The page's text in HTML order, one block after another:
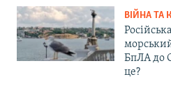
ВІЙНА ТА
БпЛА до
це?